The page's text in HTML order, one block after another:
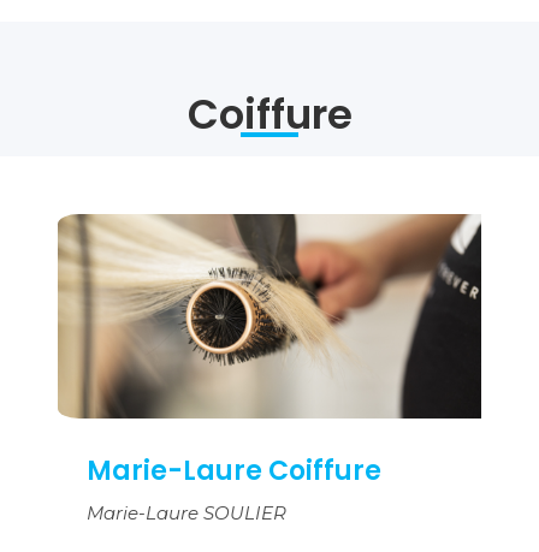
Coiffure
Marie-Laure Coiffure
Marie-Laure SOULIER